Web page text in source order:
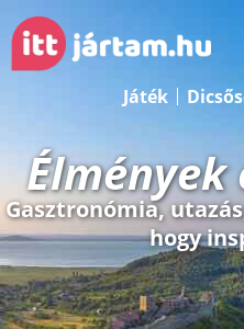
Játék
Élmények
Gasztronómia,
hogy